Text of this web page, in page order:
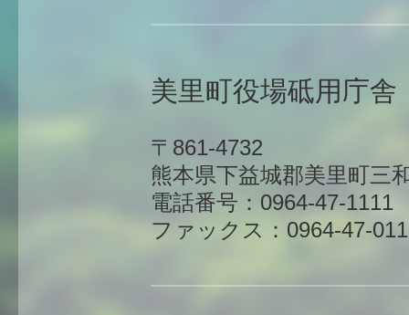
美里町役場砥用庁舎
〒861-4732
熊本県下益城郡美里町三
電話番号：0964-47-1111
ファックス：0964-47-